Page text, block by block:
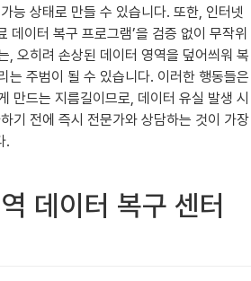
능 상태로 만들 수 있습니다. 또한, 인터넷
데이터 복구 프로그램’을 검증 없이 무작위
, 오히려 손상된 데이터 영역을 덮어씌워 복
는 주범이 될 수 있습니다. 이러한 행동들은
만드는 지름길이므로, 데이터 유실 발생 시
기 전에 즉시 전문가와 상담하는 것이 가장
.
데이터 복구 센터